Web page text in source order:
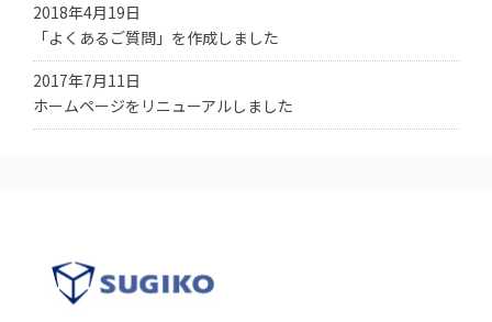
2018年4月19日
「よくあるご質問」を作成しました
2017年7月11日
ホームページをリニューアルしました